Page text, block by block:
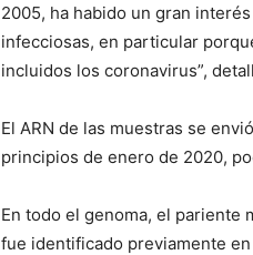
2005, ha habido un gran
infecciosas, en particular
incluidos los coronavirus”,
El ARN de las muestras se
principios de enero de 2020,
En todo el genoma, el pariente
fue identificado previamente